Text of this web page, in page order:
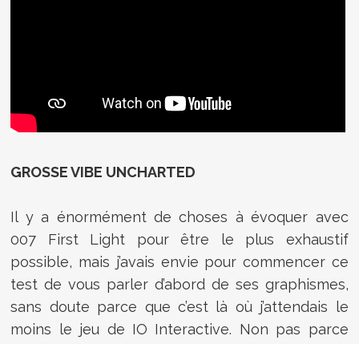
GROSSE VIBE UNCHARTED
Il y a énormément de choses à évoquer avec
007 First Light pour être le plus exhaustif
possible, mais j’avais envie pour commencer ce
test de vous parler d’abord de ses graphismes,
sans doute parce que c’est là où j’attendais le
moins le jeu de IO Interactive. Non pas parce